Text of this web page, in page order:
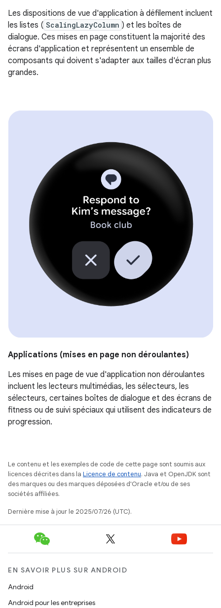
Les dispositions de vue d'application à défilement incluent
les listes ( ScalingLazyColumn ) et les boîtes de
dialogue. Ces mises en page constituent la majorité des
écrans d'application et représentent un ensemble de
composants qui doivent s'adapter aux tailles d'écran plus
grandes.
Applications (mises en page non déroulantes)
Les mises en page de vue d'application non déroulantes
incluent les lecteurs multimédias, les sélecteurs, les
sélecteurs, certaines boîtes de dialogue et des écrans de
fitness ou de suivi spéciaux qui utilisent des indicateurs de
progression.
Le contenu et les exemples de code de cette page sont soumis aux
licences décrites dans la Licence de contenu. Java et OpenJDK sont
des marques ou des marques déposées d'Oracle et/ou de ses
sociétés affiliées.
Dernière mise à jour le 2025/07/26 (UTC).
EN SAVOIR PLUS SUR ANDROID
Android
Android pour les entreprises